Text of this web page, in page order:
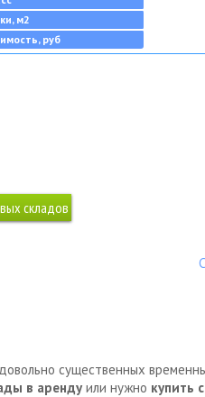
м2
руб
существенных
в аренду или нужно купить